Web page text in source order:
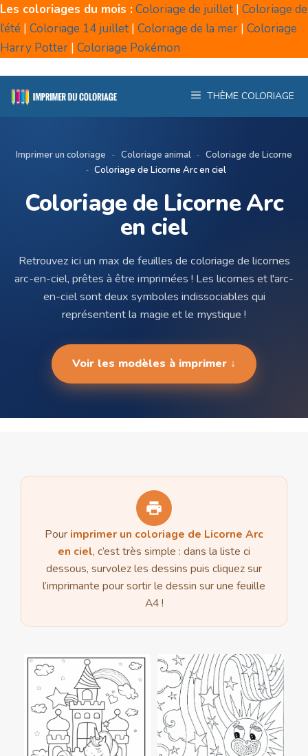
Aller
au
contenu
Les coloriages du mois :Coloriage de juillet | Coloriage de
l’été | Coloriage 14 juillet | Coloriage de la mer | Coloriage
Harry Potter | Coloriage Pokémon
THÈME COLORIAGE
Imprimer un coloriage - Coloriage animal - Coloriage de Licorne
- Coloriage de Licorne Arc en ciel
Coloriage de Licorne Arc
en ciel
Retrouvez ici un max de feuilles de coloriage de licornes
arc-en-ciel, prêtes à être imprimées ! Les licornes et l'arc-
en-ciel sont deux symboles indissociables qui
représentent la magie et le mystique !
Voir les modèles à imprimer ↓
Pour imprimer un coloriage de Licorne Arc
en ciel, c’est très simple : dans la liste ci
dessous, survolez les dessins puis cliquez sur
l’imprimante pour sortir le dessin sur une feuille
A4 !